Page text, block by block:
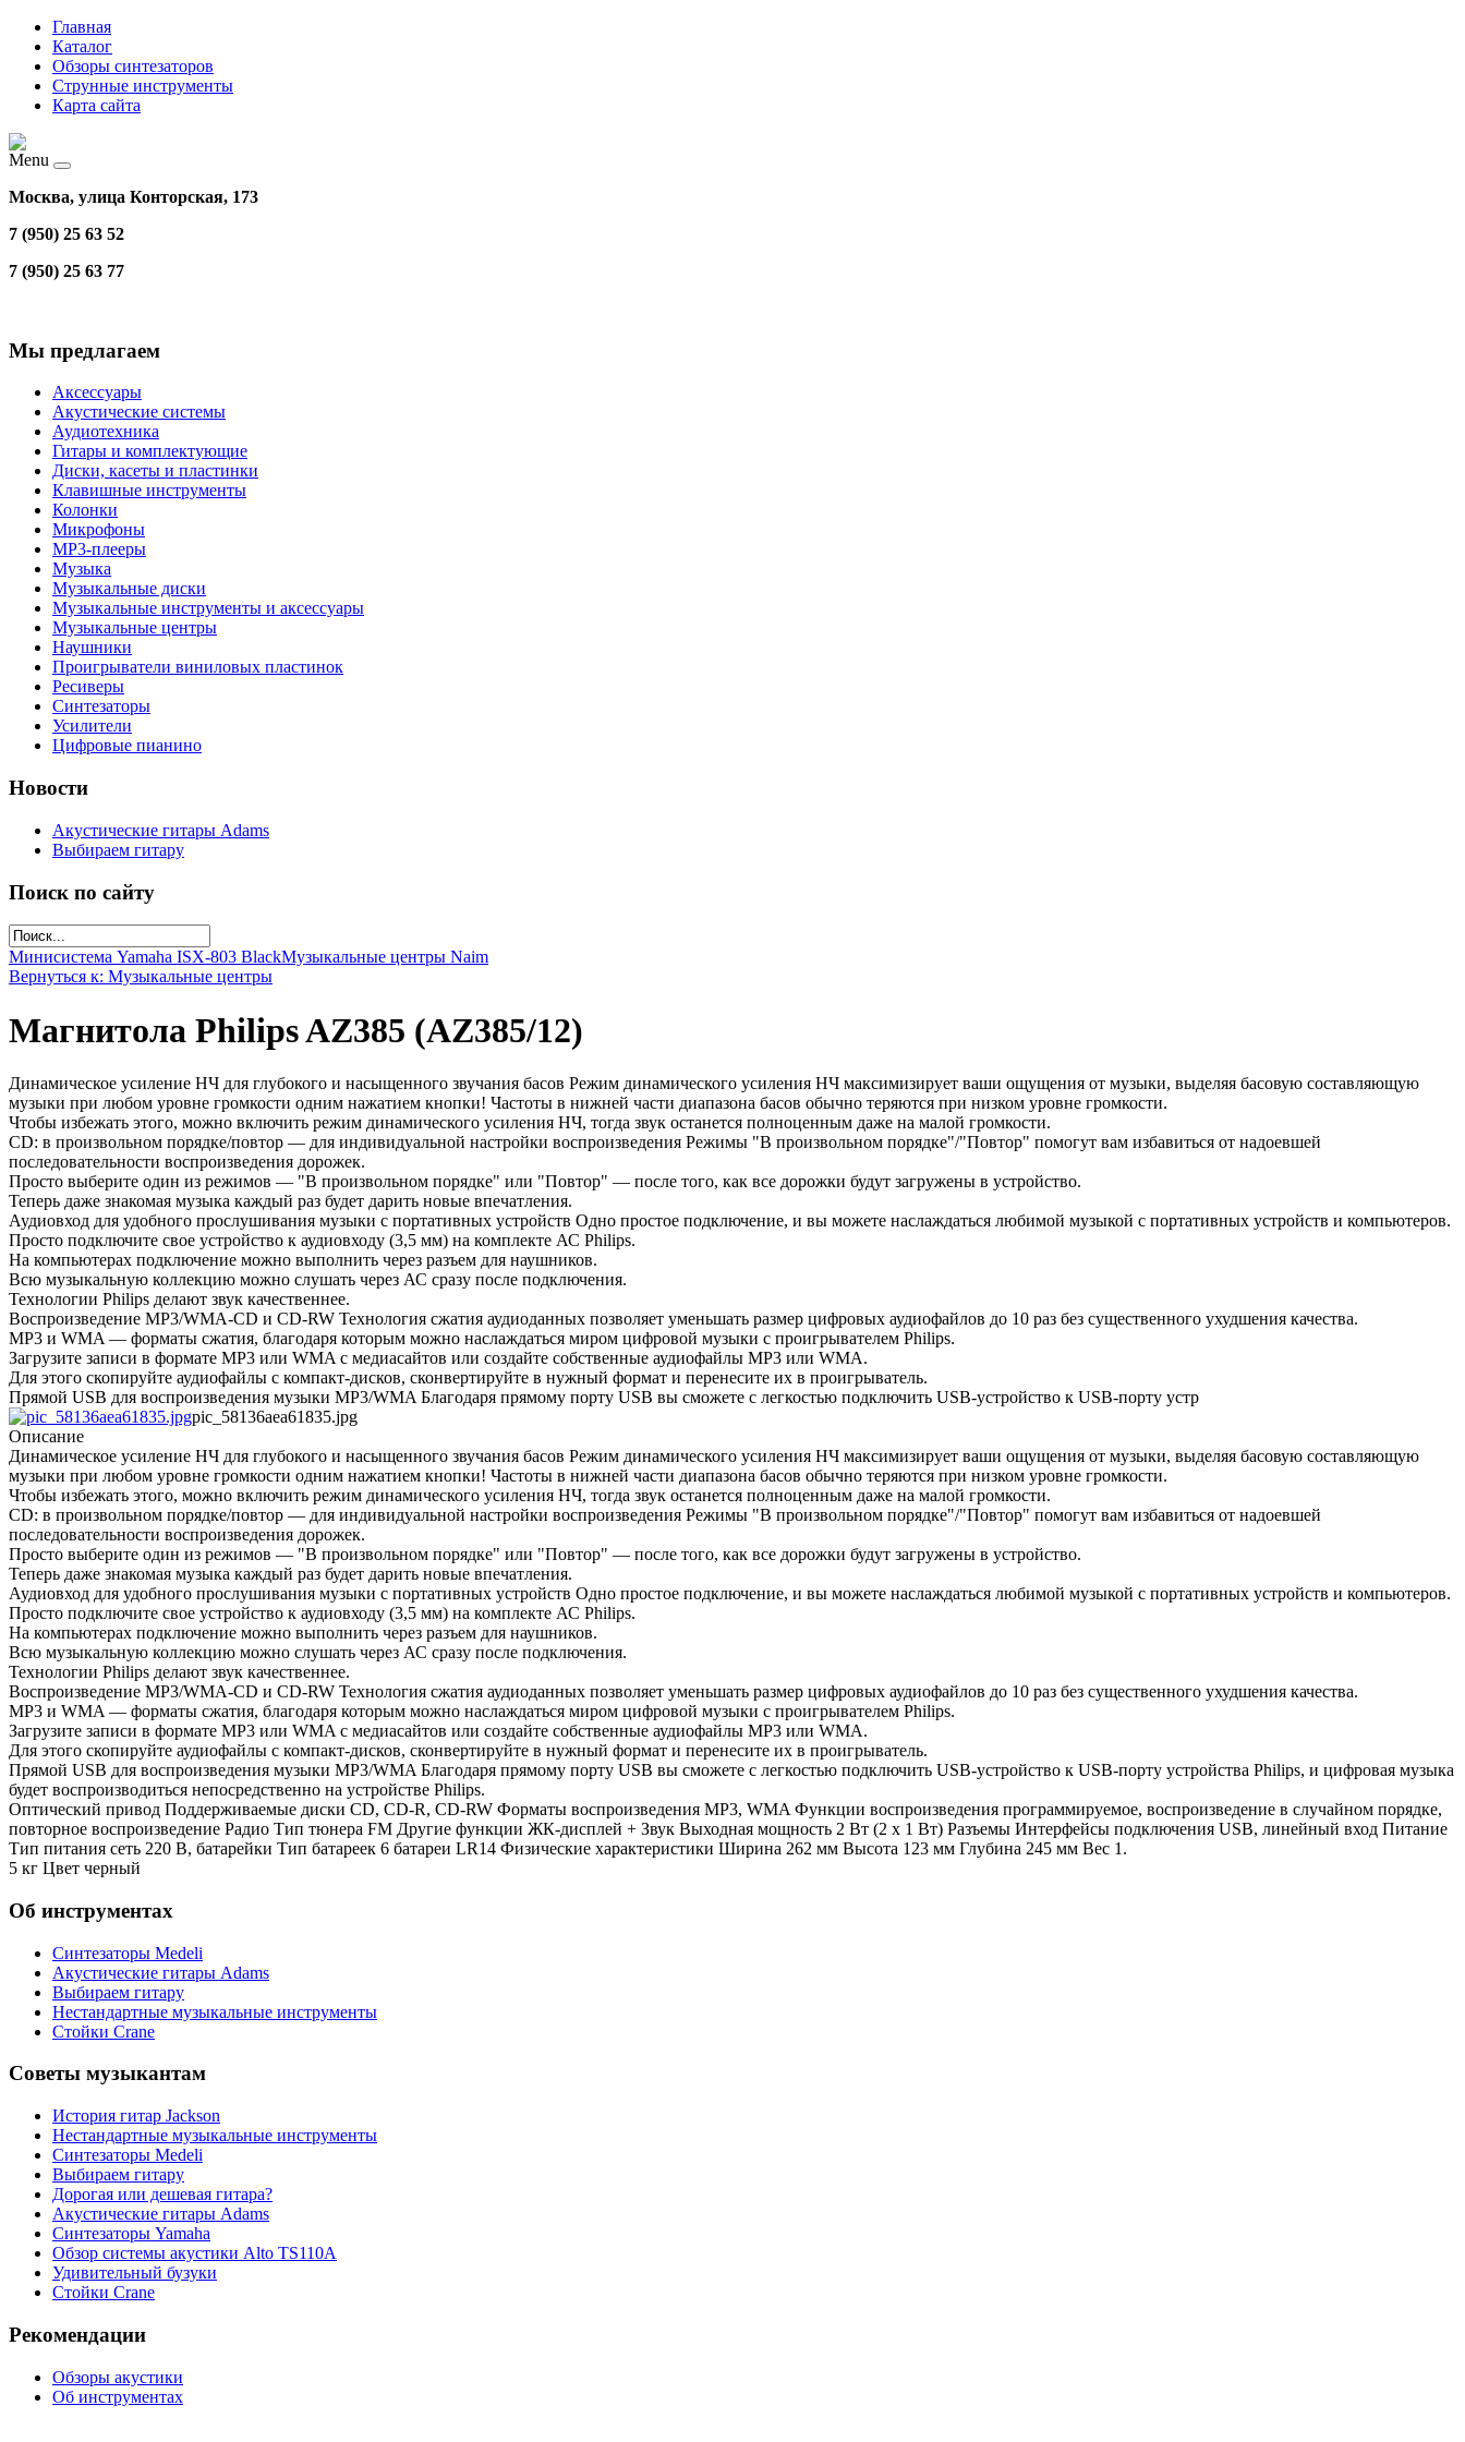
Главная
Каталог
Обзоры синтезаторов
Струнные инструменты
Карта сайта
Menu
Москва, улица Конторская, 173
7 (950) 25 63 52
7 (950) 25 63 77
Мы предлагаем
Аксессуары
Акустические системы
Аудиотехника
Гитары и комплектующие
Диски, касеты и пластинки
Клавишные инструменты
Колонки
Микрофоны
МР3-плееры
Музыка
Музыкальные диски
Музыкальные инструменты и аксессуары
Музыкальные центры
Наушники
Проигрыватели виниловых пластинок
Ресиверы
Синтезаторы
Усилители
Цифровые пианино
Новости
Акустические гитары Adams
Выбираем гитару
Поиск по сайту
Минисистема Yamaha ISX-803 BlackМузыкальные центры Naim
Вернуться к: Музыкальные центры
Магнитола Philips AZ385 (AZ385/12)
Динамическое усиление НЧ для глубокого и насыщенного звучания басов Режим динамического усиления НЧ максимизирует ваши ощущения от музыки, выделяя басовую составляющую
музыки при любом уровне громкости одним нажатием кнопки! Частоты в нижней части диапазона басов обычно теряются при низком уровне громкости.
Чтобы избежать этого, можно включить режим динамического усиления НЧ, тогда звук останется полноценным даже на малой громкости.
CD: в произвольном порядке/повтор — для индивидуальной настройки воспроизведения Режимы "В произвольном порядке"/"Повтор" помогут вам избавиться от надоевшей
последовательности воспроизведения дорожек.
Просто выберите один из режимов — "В произвольном порядке" или "Повтор" — после того, как все дорожки будут загружены в устройство.
Теперь даже знакомая музыка каждый раз будет дарить новые впечатления.
Аудиовход для удобного прослушивания музыки с портативных устройств Одно простое подключение, и вы можете наслаждаться любимой музыкой с портативных устройств и компьютеров.
Просто подключите свое устройство к аудиовходу (3,5 мм) на комплекте АС Philips.
На компьютерах подключение можно выполнить через разъем для наушников.
Всю музыкальную коллекцию можно слушать через АС сразу после подключения.
Технологии Philips делают звук качественнее.
Воспроизведение MP3/WMA-CD и CD-RW Технология сжатия аудиоданных позволяет уменьшать размер цифровых аудиофайлов до 10 раз без существенного ухудшения качества.
MP3 и WMA — форматы сжатия, благодаря которым можно наслаждаться миром цифровой музыки с проигрывателем Philips.
Загрузите записи в формате MP3 или WMA с медиасайтов или создайте собственные аудиофайлы MP3 или WMA.
Для этого скопируйте аудиофайлы с компакт-дисков, сконвертируйте в нужный формат и перенесите их в проигрыватель.
Прямой USB для воспроизведения музыки MP3/WMA Благодаря прямому порту USB вы сможете с легкостью подключить USB-устройство к USB-порту устр
pic_58136aea61835.jpg
Описание
Динамическое усиление НЧ для глубокого и насыщенного звучания басов Режим динамического усиления НЧ максимизирует ваши ощущения от музыки, выделяя басовую составляющую
музыки при любом уровне громкости одним нажатием кнопки! Частоты в нижней части диапазона басов обычно теряются при низком уровне громкости.
Чтобы избежать этого, можно включить режим динамического усиления НЧ, тогда звук останется полноценным даже на малой громкости.
CD: в произвольном порядке/повтор — для индивидуальной настройки воспроизведения Режимы "В произвольном порядке"/"Повтор" помогут вам избавиться от надоевшей
последовательности воспроизведения дорожек.
Просто выберите один из режимов — "В произвольном порядке" или "Повтор" — после того, как все дорожки будут загружены в устройство.
Теперь даже знакомая музыка каждый раз будет дарить новые впечатления.
Аудиовход для удобного прослушивания музыки с портативных устройств Одно простое подключение, и вы можете наслаждаться любимой музыкой с портативных устройств и компьютеров.
Просто подключите свое устройство к аудиовходу (3,5 мм) на комплекте АС Philips.
На компьютерах подключение можно выполнить через разъем для наушников.
Всю музыкальную коллекцию можно слушать через АС сразу после подключения.
Технологии Philips делают звук качественнее.
Воспроизведение MP3/WMA-CD и CD-RW Технология сжатия аудиоданных позволяет уменьшать размер цифровых аудиофайлов до 10 раз без существенного ухудшения качества.
MP3 и WMA — форматы сжатия, благодаря которым можно наслаждаться миром цифровой музыки с проигрывателем Philips.
Загрузите записи в формате MP3 или WMA с медиасайтов или создайте собственные аудиофайлы MP3 или WMA.
Для этого скопируйте аудиофайлы с компакт-дисков, сконвертируйте в нужный формат и перенесите их в проигрыватель.
Прямой USB для воспроизведения музыки MP3/WMA Благодаря прямому порту USB вы сможете с легкостью подключить USB-устройство к USB-порту устройства Philips, и цифровая музыка
будет воспроизводиться непосредственно на устройстве Philips.
Оптический привод Поддерживаемые диски CD, CD-R, CD-RW Форматы воспроизведения MP3, WMA Функции воспроизведения программируемое, воспроизведение в случайном порядке,
повторное воспроизведение Радио Тип тюнера FM Другие функции ЖК-дисплей + Звук Выходная мощность 2 Вт (2 x 1 Вт) Разъемы Интерфейсы подключения USB, линейный вход Питание
Тип питания сеть 220 В, батарейки Тип батареек 6 батареи LR14 Физические характеристики Ширина 262 мм Высота 123 мм Глубина 245 мм Вес 1.
5 кг Цвет черный
Об инструментах
Синтезаторы Мedeli
Акустические гитары Adams
Выбираем гитару
Нестандартные музыкальные инструменты
Стойки Crane
Советы музыкантам
История гитар Jackson
Нестандартные музыкальные инструменты
Синтезаторы Мedeli
Выбираем гитару
Дорогая или дешевая гитара?
Акустические гитары Adams
Синтезаторы Yamaha
Обзор системы акустики Alto TS110A
Удивительный бузуки
Стойки Crane
Рекомендации
Обзоры акустики
Об инструментах